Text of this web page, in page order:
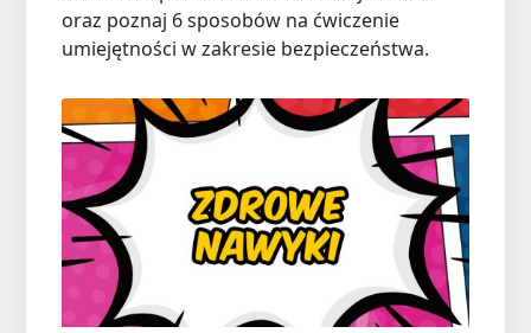
oraz poznaj 6 sposobów na ćwiczenie
umiejętności w zakresie bezpieczeństwa.